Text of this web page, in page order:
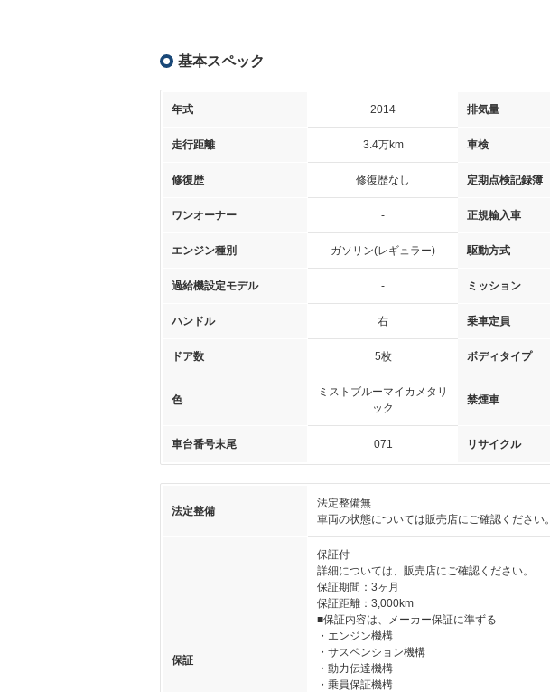
基本スペック
年式 2014 排気量
走行距離 3.4万km 車検
修復歴 修復歴なし 定期点検記録簿
ワンオーナー - 正規輸入車
エンジン種別 ガソリン(レギュラー) 駆動方式
過給機設定モデル - ミッション
ハンドル 右 乗車定員
ドア数 5枚 ボディタイプ
色
ミストブルーマイカメタリ
ック
禁煙車
車台番号末尾 071 リサイクル
法定整備
法定整備無
車両の状態については販売店にご確認ください。
保証
保証付
詳細については、販売店にご確認ください。
保証期間：3ヶ月
保証距離：3,000km
■保証内容は、メーカー保証に準ずる
・エンジン機構
・サスペンション機構
・動力伝達機構
・乗員保証機構